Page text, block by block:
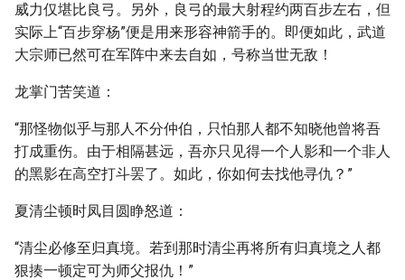
威力仅堪比良弓。另外，良弓的最大射程约两百步左右，但
实际上“百步穿杨”便是用来形容神箭手的。即便如此，武道
大宗师已然可在军阵中来去自如，号称当世无敌！
龙掌门苦笑道：
“那怪物似乎与那人不分仲伯，只怕那人都不知晓他曾将吾
打成重伤。由于相隔甚远，吾亦只见得一个人影和一个非人
的黑影在高空打斗罢了。如此，你如何去找他寻仇？”
夏清尘顿时凤目圆睁怒道：
“清尘必修至归真境。若到那时清尘再将所有归真境之人都
狠揍一顿定可为师父报仇！”